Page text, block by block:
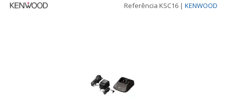
Referência KSC16 | KENWOOD